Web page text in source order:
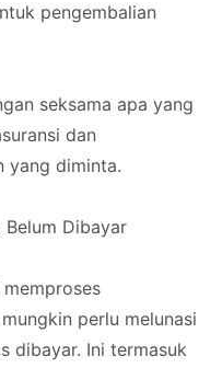
pengembalian
seksama apa yang
dan
yang diminta.
Belum Dibayar
memproses
perlu melunasi
dibayar. Ini termasuk